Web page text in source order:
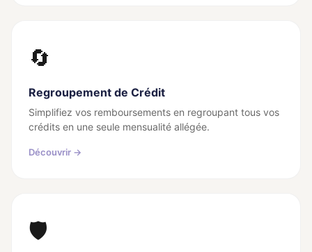
🔄
Regroupement de Crédit
Simplifiez vos remboursements en regroupant tous vos
crédits en une seule mensualité allégée.
Découvrir →
🛡️